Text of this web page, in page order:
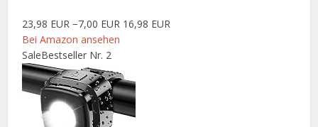
23,98 EUR −7,00 EUR 16,98 EUR
Bei Amazon ansehen
SaleBestseller Nr. 2